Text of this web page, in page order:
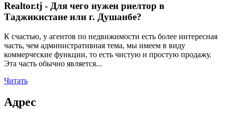
Realtor.tj - Для чего нужен риелтор в
Таджикистане или г. Душанбе?
К счастью, у агентов по недвижимости есть более интересная
часть, чем административная тема, мы имеем в виду
коммерческие функции, то есть чистую и простую продажу.
Эта часть обычно является...
Читать
Адрес